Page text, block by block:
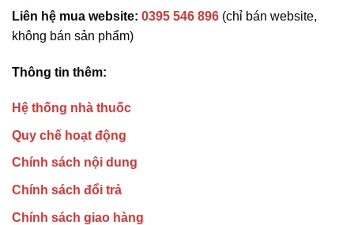
Liên hệ mua website: 0395 546 896 (chỉ bán website,
không bán sản phẩm)
Thông tin thêm:
Hệ thống nhà thuốc
Quy chế hoạt động
Chính sách nội dung
Chính sách đổi trả
Chính sách giao hàng